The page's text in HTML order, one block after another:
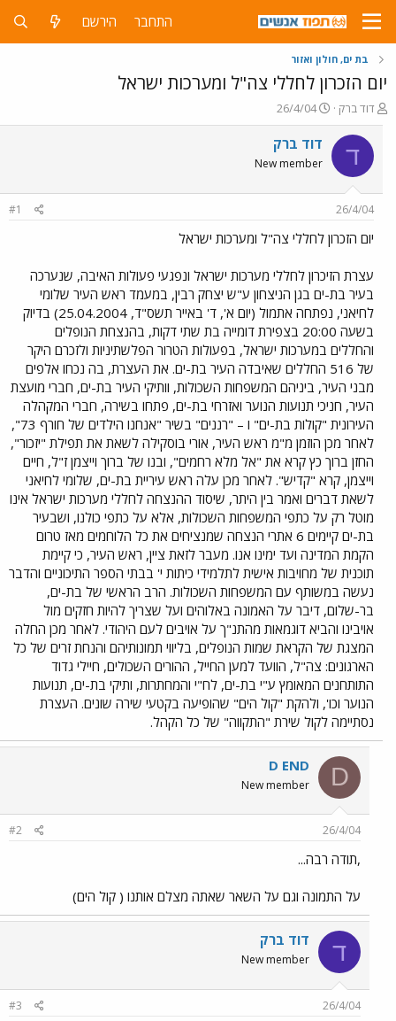
התחבר הירשם
בת ים, חולון ואזור
יום הזכרון לחללי צה"ל ומערכות ישראל
פ
ו
ת
ח
ה
ש
א
דוד ברק
פ
ו
ר
ם
ר
26/4/04
ד דוד ברק
New member
26/4/04
#1
יום הזכרון לחללי צה"ל ומערכות ישראל
עצרת הזיכרון לחללי מערכות ישראל ונפגעי פעולות האיבה, שנערכה
בעיר בת-ים בגן הניצחון ע"ש יצחק רבין, במעמד ראש העיר שלומי
לחיאני, נפתחה אתמול (יום א', ד' באייר תשס"ד, 25.04.2004) בדיוק
בשעה 20:00 בצפירת דומייה בת שתי דקות, בהנצחת הנופלים
והחללים במערכות ישראל, בפעולות הטרור הפלשתיניות ולזכרם היקר
של 516 החללים שאיבדה העיר בת-ים. את העצרת, בה נכחו אלפים
מבני העיר, ביניהם המשפחות השכולות, וותיקי העיר בת-ים, חברי מועצת
העיר, חניכי תנועות הנוער ואזרחי בת-ים, פתחו בשירה, חברי המקהלה
העירונית "קולות בת-ים" ו – "רננים" בשיר "אנחנו הילדים של חורף 73",
לאחר מכן הוזמן מ"מ ראש העיר, אורי בוסקילה לשאת את תפילת "יזכור",
החזן ברוך כץ קרא את "אל מלא רחמים", ובנו של ברוך וייצמן ז"ל, חיים
וייצמן, קרא "קדיש". לאחר מכן עלה ראש עיריית בת-ים, שלומי לחיאני
לשאת דברים ואמר בין היתר, שיסוד ההנצחה לחללי מערכות ישראל אינו
מוטל רק על כתפי המשפחות השכולות, אלא על כתפי כולנו, ושבעיר
בת-ים קיימים 6 אתרי הנצחה שמנציחים את כל הלוחמים מאז טרום
הקמת המדינה ועד ימינו אנו. מעבר לזאת ציין, ראש העיר, כי קיימת
תוכנית של מחויבות אישית לתלמידי כיתות י' בבתי הספר התיכוניים והדבר
נעשה במשותף עם המשפחות השכולות. הרב הראשי של בת-ים,
בר-שלום, דיבר על האמונה באלוהים ועל שצריך להיות חזקים מול
אויבינו והביא דוגמאות מהתנ"ך על אויבים לעם היהודי. לאחר מכן החלה
המצגת של הקראת שמות הנופלים, בליווי תמונותיהם והנחת זרים של כל
הארגונים: צה"ל, הוועד למען החייל, ההורים השכולים, חיילי גדוד
התותחנים המאומץ ע"י בת-ים, לח"י והמחתרות, ותיקי בת-ים, תנועות
הנוער וכו', ולהקת "קול הים" שהופיעה בקטעי שירה שונים. העצרת
נסתיימה לקול שירת "התקווה" של כל הקהל.
D
D END
New member
26/4/04
#2
,תודה רבה...
על התמונה וגם על השאר שאתה מצלם אותנו ( קול הים)
ד דוד ברק
New member
26/4/04
#3